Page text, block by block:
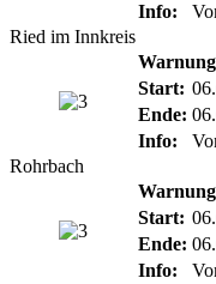
Info:
Ried im Innkreis
Start:
Ende:
Info:
Rohrbach
Start:
Ende:
Info: